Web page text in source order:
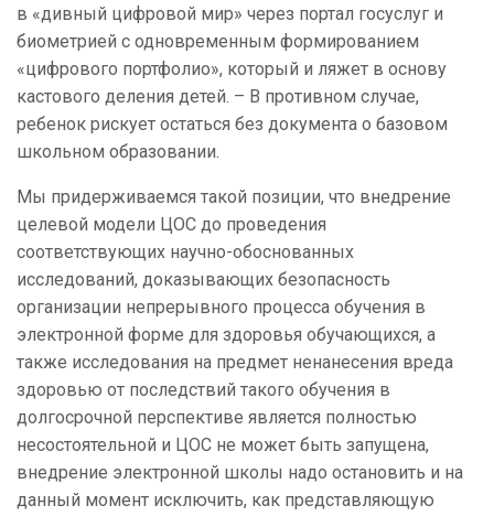
в «дивный цифровой мир» через портал госуслуг и
биометрией с одновременным формированием
«цифрового портфолио», который и ляжет в основу
кастового деления детей. – В противном случае,
ребенок рискует остаться без документа о базовом
школьном образовании.
Мы придерживаемся такой позиции, что внедрение
целевой модели ЦОС до проведения
соответствующих научно-обоснованных
исследований, доказывающих безопасность
организации непрерывного процесса обучения в
электронной форме для здоровья обучающихся, а
также исследования на предмет ненанесения вреда
здоровью от последствий такого обучения в
долгосрочной перспективе является полностью
несостоятельной и ЦОС не может быть запущена,
внедрение электронной школы надо остановить и на
данный момент исключить, как представляющую